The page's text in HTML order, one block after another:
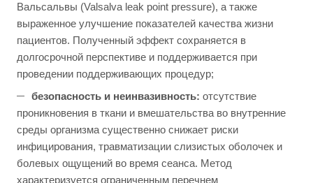
Вальсальвы (Valsalva leak point pressure), а также
выраженное улучшение показателей качества жизни
пациентов. Полученный эффект сохраняется в
долгосрочной перспективе и поддерживается при
проведении поддерживающих процедур;
безопасность и неинвазивность: отсутствие
проникновения в ткани и вмешательства во внутренние
среды организма существенно снижает риски
инфицирования, травматизации слизистых оболочек и
болевых ощущений во время сеанса. Метод
характеризуется ограниченным перечнем